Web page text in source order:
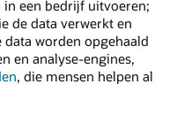
een bedrijf uitvoeren;
de data verwerkt en
worden opgehaald
en analyse-engines,
, die mensen helpen al